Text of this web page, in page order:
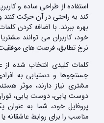
استفاده از طراحی ساده و
کند به راحتی در آن حرکت
بهره ببرند. با اضافه کردن
خود، کاربران می توانند
نرخ تطابق، فرصت های
کلمات کلیدی انتخاب شده
جستجوها و دستیابی به
مشتری نیاز دارند، موثر
دوست یابی، دوست یابی،
پروفایل خود، شما به عنوان
مناسب را برای روابط عاشقانه